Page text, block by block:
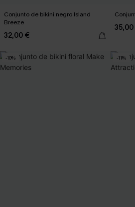
Conjunto de bikini negro Island
Breeze
32,00 €
-10% -11%